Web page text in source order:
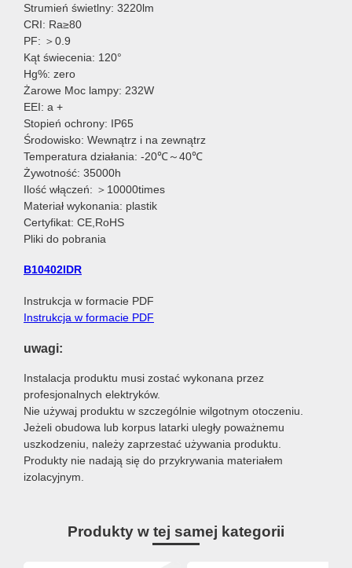
Strumień świetlny: 3220lm
CRI: Ra≥80
PF: ＞0.9
Kąt świecenia: 120°
Hg%: zero
Żarowe Moc lampy: 232W
EEI: a +
Stopień ochrony: IP65
Środowisko: Wewnątrz i na zewnątrz
Temperatura działania: -20℃～40℃
Żywotność: 35000h
Ilość włączeń: ＞10000times
Materiał wykonania: plastik
Certyfikat: CE,RoHS
Pliki do pobrania
B10402IDR
Instrukcja w formacie PDF
Instrukcja w formacie PDF
uwagi:
Instalacja produktu musi zostać wykonana przez
profesjonalnych elektryków.
Nie używaj produktu w szczególnie wilgotnym otoczeniu.
Jeżeli obudowa lub korpus latarki uległy poważnemu
uszkodzeniu, należy zaprzestać używania produktu.
Produkty nie nadają się do przykrywania materiałem
izolacyjnym.
Produkty w tej samej kategorii